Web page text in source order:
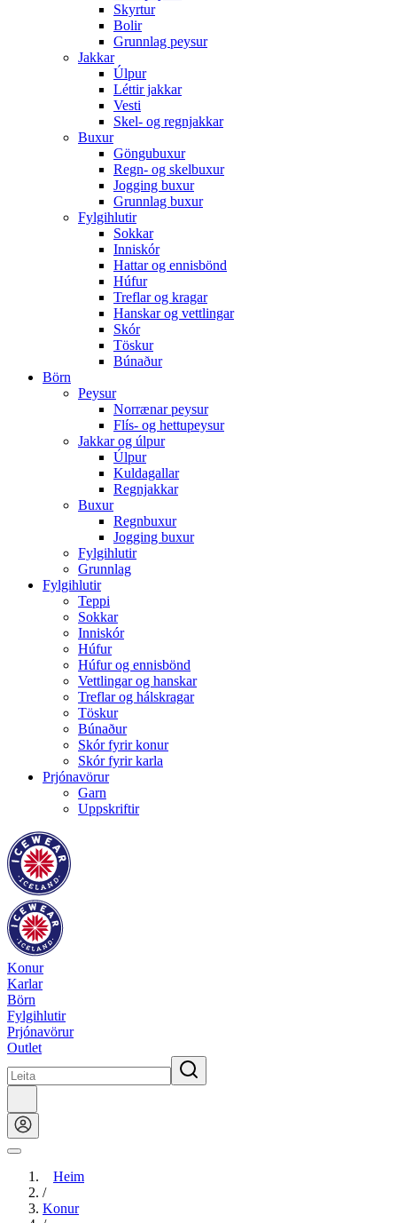
Skyrtur
Bolir
Grunnlag peysur
Jakkar
Úlpur
Léttir jakkar
Vesti
Skel- og regnjakkar
Buxur
Göngubuxur
Regn- og skelbuxur
Jogging buxur
Grunnlag buxur
Fylgihlutir
Sokkar
Inniskór
Hattar og ennisbönd
Húfur
Treflar og kragar
Hanskar og vettlingar
Skór
Töskur
Búnaður
Börn
Peysur
Norrænar peysur
Flís- og hettupeysur
Jakkar og úlpur
Úlpur
Kuldagallar
Regnjakkar
Buxur
Regnbuxur
Jogging buxur
Fylgihlutir
Grunnlag
Fylgihlutir
Teppi
Sokkar
Inniskór
Húfur
Húfur og ennisbönd
Vettlingar og hanskar
Treflar og hálskragar
Töskur
Búnaður
Skór fyrir konur
Skór fyrir karla
Prjónavörur
Garn
Uppskriftir
Konur
Karlar
Börn
Fylgihlutir
Prjónavörur
Outlet
Heim
/
Konur